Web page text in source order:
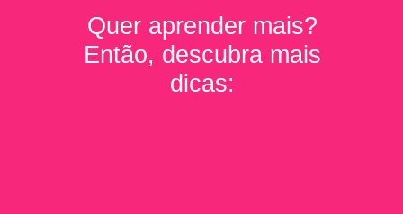
Quer aprender mais?
Então, descubra mais
dicas: